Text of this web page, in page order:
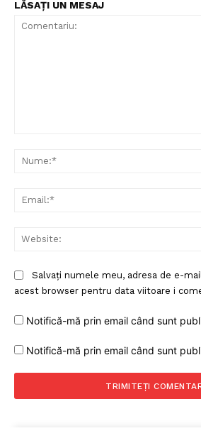
LĂSAȚI UN MESAJ
Salvați numele meu, adresa de e-
acest browser pentru data viitoare i
Notifică-mă prin email când sunt
Notifică-mă prin email când sunt